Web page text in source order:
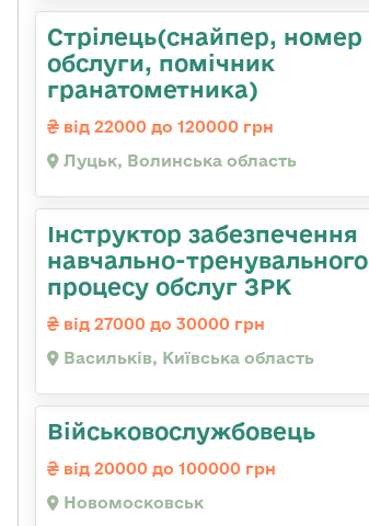
Стрілець(снайпер, номер
обслуги, помічник
гранатометника)
від 22000 до 120000 грн
Луцьк, Волинська область
Інструктор забезпечення
навчально-тренувального
процесу обслуг ЗРК
від 27000 до 30000 грн
Васильків, Київська область
Військовослужбовець
від 20000 до 100000 грн
Новомосковськ